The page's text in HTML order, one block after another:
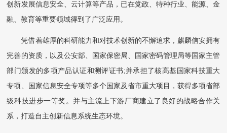
创新发展信息安全、云计算等产品，已在党政、特种行业、能源、金
融、教育等重要领域得到了广泛应用。
凭借着雄厚的科研能力和对技术创新的不懈追求，麒麟信安拥有
完善的资质，以及公安部、国家保密局、国家密码管理局等国家主管
部门颁发的多项产品认证和测评证书;并承担了核高基国家科技重大
专项、国家信息安全专项等多个国家及省市重大项目，获得多项省部
级科技进步一等奖。并与主流上下游厂商建立了良好的战略合作关
系，打造自主创新信息系统生态环境。